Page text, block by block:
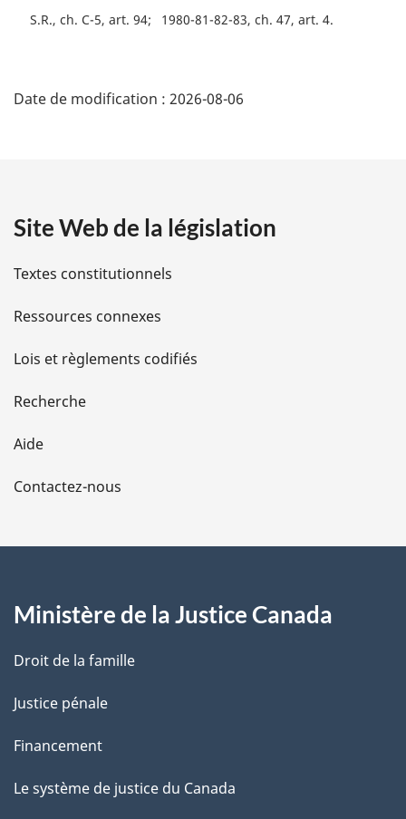
S.R., ch. C-5, art. 94 1980-81-82-83, ch. 47, art. 4
é
i
l
s
d
e
l
a
e
Date de modification : 2026-08-06
Site Web de la législation
Textes constitutionnels
Ressources connexes
Lois et règlements codifiés
Recherche
Aide
Contactez-nous
Ministère de la Justice Canada
Droit de la famille
Justice pénale
Financement
Le système de justice du Canada